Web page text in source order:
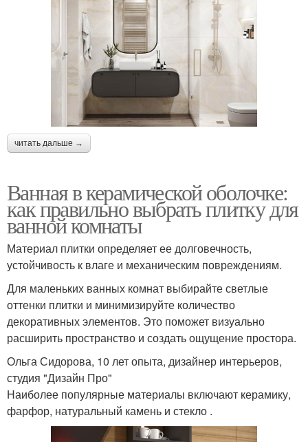
читать дальше →
Ванная в керамической оболочке:
как правильно выбрать плитку для
ванной комнаты
Материал плитки определяет ее долговечность,
устойчивость к влаге и механическим повреждениям.
Для маленьких ванных комнат выбирайте светлые
оттенки плитки и минимизируйте количество
декоративных элементов. Это поможет визуально
расширить пространство и создать ощущение простора.
Ольга Сидорова, 10 лет опыта, дизайнер интерьеров,
студия "Дизайн Про"
Наиболее популярные материалы включают керамику,
фарфор, натуральный камень и стекло .